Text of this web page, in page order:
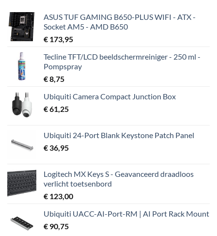
ASUS TUF GAMING B650-PLUS WIFI - ATX -
Socket AM5 - AMD B650
€ 173,95
Tecline TFT/LCD beeldschermreiniger - 250 ml -
Pompspray
€8,75
Ubiquiti Camera Compact Junction Box
€61,25
Ubiquiti 24-Port Blank Keystone Patch Panel
€ 36,95
Logitech MX Keys S - Geavanceerd draadloos
verlicht toetsenbord
€ 123,00
Ubiquiti UACC-AI-Port-RM | AI Port Rack Mount
€ 90,75